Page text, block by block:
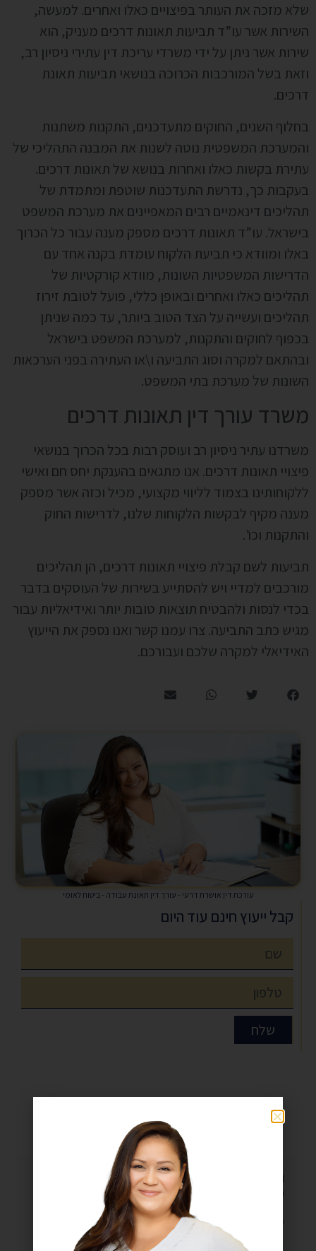
שלא מזכה את העותר בפיצויים כאלו ואחרים. למעשה,
השירות אשר עו”ד תביעות תאונות דרכים מעניק, הוא
שירות אשר ניתן על ידי משרדי עריכת דין עתירי ניסיון רב,
וזאת בשל המורכבות הכרוכה בנושאי תביעות תאונת
דרכים.
בחלוף השנים, החוקים מתעדכנים, התקנות משתנות
והמערכת המשפטית נוטה לשנות את המבנה התהליכי של
עתירת בקשות כאלו ואחרות בנושא של תאונות דרכים.
בעקבות כך, נדרשת התעדכנות שוטפת ומתמדת של
תהליכים דינאמיים רבים המאפיינים את מערכת המשפט
בישראל. עו”ד תאונות דרכים מספק מענה עבור כל הכרוך
באלו ומוודא כי תביעת הלקוח עומדת בקנה אחד עם
הדרישות המשפטיות השונות, מוודא קורקטיות של
תהליכים כאלו ואחרים ובאופן כללי, פועל לטובת זירוז
תהליכים ועשייה על הצד הטוב ביותר, עד כמה שניתן
בכפוף לחוקים והתקנות, למערכת המשפט בישראל
ובהתאם למקרה וסוג התביעה ו\או העתירה בפני הערכאות
השונות של מערכת בתי המשפט.
משרד עורך דין תאונות דרכים
משרדנו עתיר ניסיון רב ועוסק רבות בכל הכרוך בנושאי
פיצויי תאונות דרכים. אנו מתגאים בהענקת יחס חם ואישי
ללקוחותינו בצמוד לליווי מקצועי, מכיל וכזה אשר מספק
מענה מקיף לבקשות הלקוחות שלנו, לדרישות החוק
והתקנות וכו’.
תביעות לשם קבלת פיצויי תאונות דרכים, הן תהליכים
מורכבים למדיי ויש להסתייע בשירות של העוסקים בדבר
בכדי לנסות ולהבטיח תוצאות טובות יותר ואידיאליות עבור
מגיש כתב התביעה. צרו עמנו קשר ואנו נספק את הייעוץ
האידיאלי למקרה שלכם ועבורכם.
עורכת דין אושרת דרעי - עורך דין תאונת עבודה - ביטוח לאומי
קבל ייעוץ חינם עוד היום
שלח
מאמרים
תאונת עבודה? כך תפעלו כדי לקבל פיצוי
מתאים
ייצוג נפגעי עבודה על ידי עורכת דין אשר כיהנה כעורכת דין
בביטוח לאומי!!! זה יכול לקרות לכולם: ישראלים רבים נפגעים